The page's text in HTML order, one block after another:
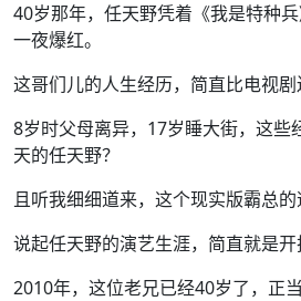
40岁那年，任天野凭着《我是特种兵
一夜爆红。
这哥们儿的人生经历，简直比电视剧
8岁时父母离异，17岁睡大街，这些
天的任天野？
且听我细细道来，这个现实版霸总的
说起任天野的演艺生涯，简直就是开
2010年，这位老兄已经40岁了，正